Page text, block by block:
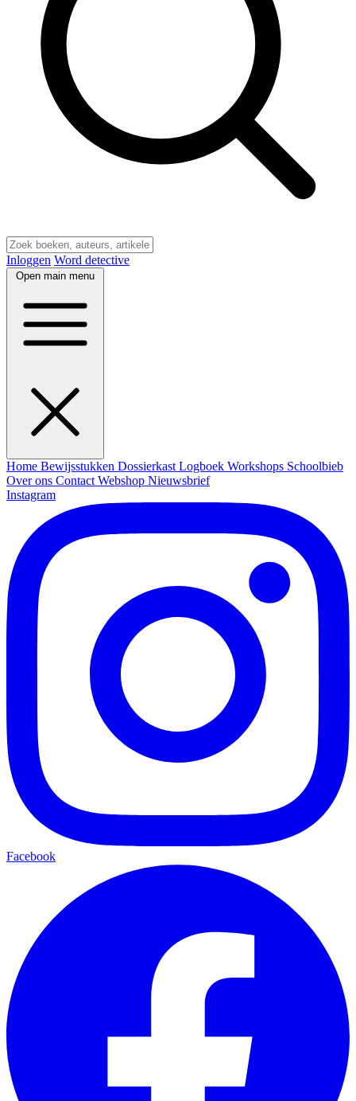
Inloggen Word detective
Open main menu
Home Bewijsstukken Dossierkast Logboek Workshops Schoolbieb
Over ons Contact Webshop Nieuwsbrief
Instagram
Facebook